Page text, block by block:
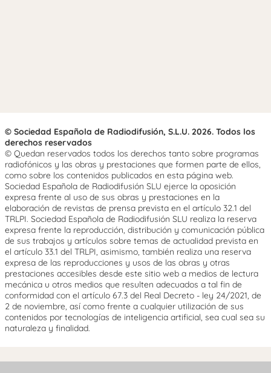
© Sociedad Española de Radiodifusión, S.L.U. 2026. Todos los
derechos reservados
© Quedan reservados todos los derechos tanto sobre programas
radiofónicos y las obras y prestaciones que formen parte de ellos,
como sobre los contenidos publicados en esta página web.
Sociedad Española de Radiodifusión SLU ejerce la oposición
expresa frente al uso de sus obras y prestaciones en la
elaboración de revistas de prensa prevista en el artículo 32.1 del
TRLPI. Sociedad Española de Radiodifusión SLU realiza la reserva
expresa frente la reproducción, distribución y comunicación pública
de sus trabajos y artículos sobre temas de actualidad prevista en
el artículo 33.1 del TRLPI, asimismo, también realiza una reserva
expresa de las reproducciones y usos de las obras y otras
prestaciones accesibles desde este sitio web a medios de lectura
mecánica u otros medios que resulten adecuados a tal fin de
conformidad con el artículo 67.3 del Real Decreto - ley 24/2021, de
2 de noviembre, así como frente a cualquier utilización de sus
contenidos por tecnologías de inteligencia artificial, sea cual sea su
naturaleza y finalidad.